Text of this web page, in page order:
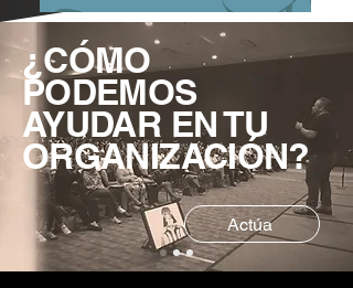
¿CÓMO
PODEMOS
AYUDAR EN TU
ORGANIZACIÓN?
Actúa